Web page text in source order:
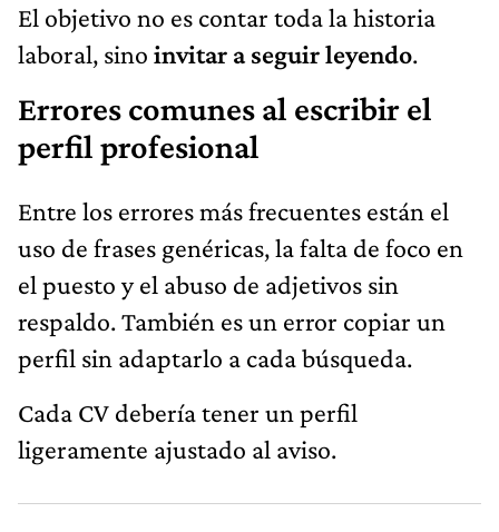
El objetivo no es contar toda la historia
laboral, sino invitar a seguir leyendo.
Errores comunes al escribir el
perfil profesional
Entre los errores más frecuentes están el
uso de frases genéricas, la falta de foco en
el puesto y el abuso de adjetivos sin
respaldo. También es un error copiar un
perfil sin adaptarlo a cada búsqueda.
Cada CV debería tener un perfil
ligeramente ajustado al aviso.